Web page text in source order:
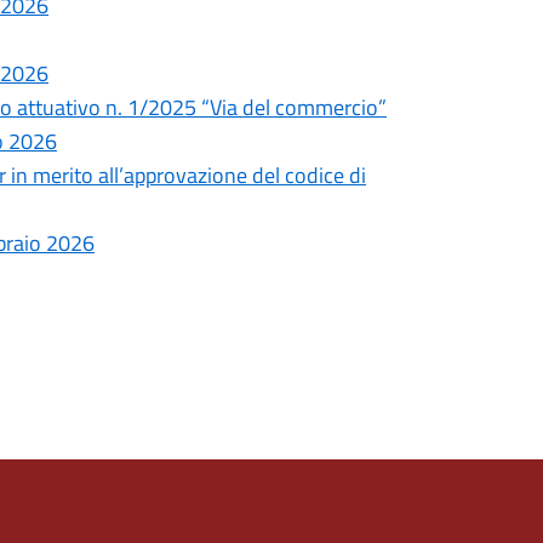
attuativo n. 1/2025 “Via del commercio”
2026
merito all’approvazione del codice di
2026